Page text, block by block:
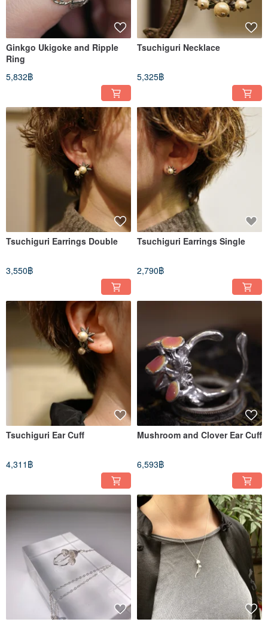
Ginkgo Ukigoke and Ripple
Ring
5,832฿
Tsuchiguri Necklace
5,325฿
Tsuchiguri Earrings Double
3,550฿
Tsuchiguri Earrings Single
2,790฿
Tsuchiguri Ear Cuff
4,311฿
Mushroom and Clover Ear Cuff
6,593฿